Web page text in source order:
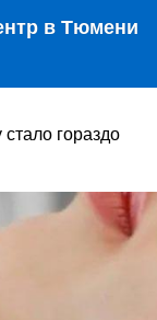
в Тюмени
гораздо